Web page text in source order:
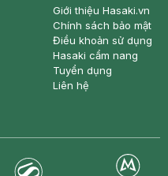
Giới thiệu Hasaki.vn
Chính sách bảo mật
Điều khoản sử dụng
Hasaki cẩm nang
Tuyển dụng
Liên hệ